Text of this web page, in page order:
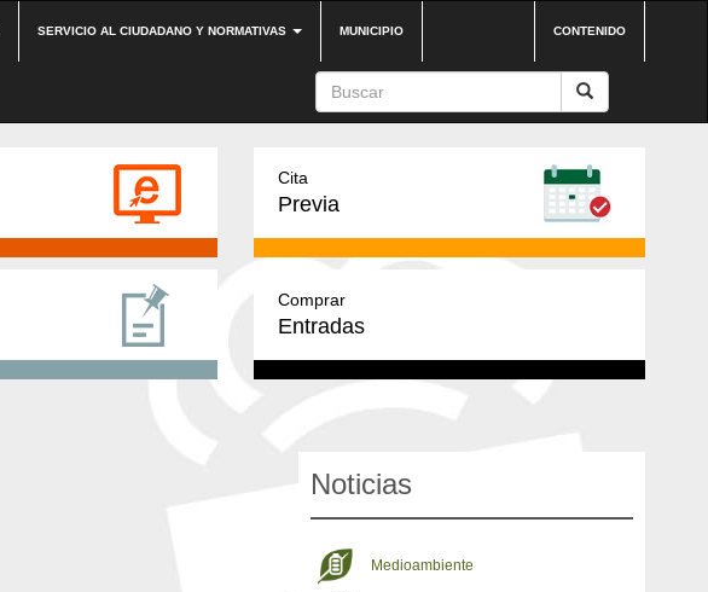
SERVICIO AL CIUDADANO Y NORMATIVAS MUNICIPIO CONTENIDO
Cita
Previa
Comprar
Entradas
Noticias
Medioambiente